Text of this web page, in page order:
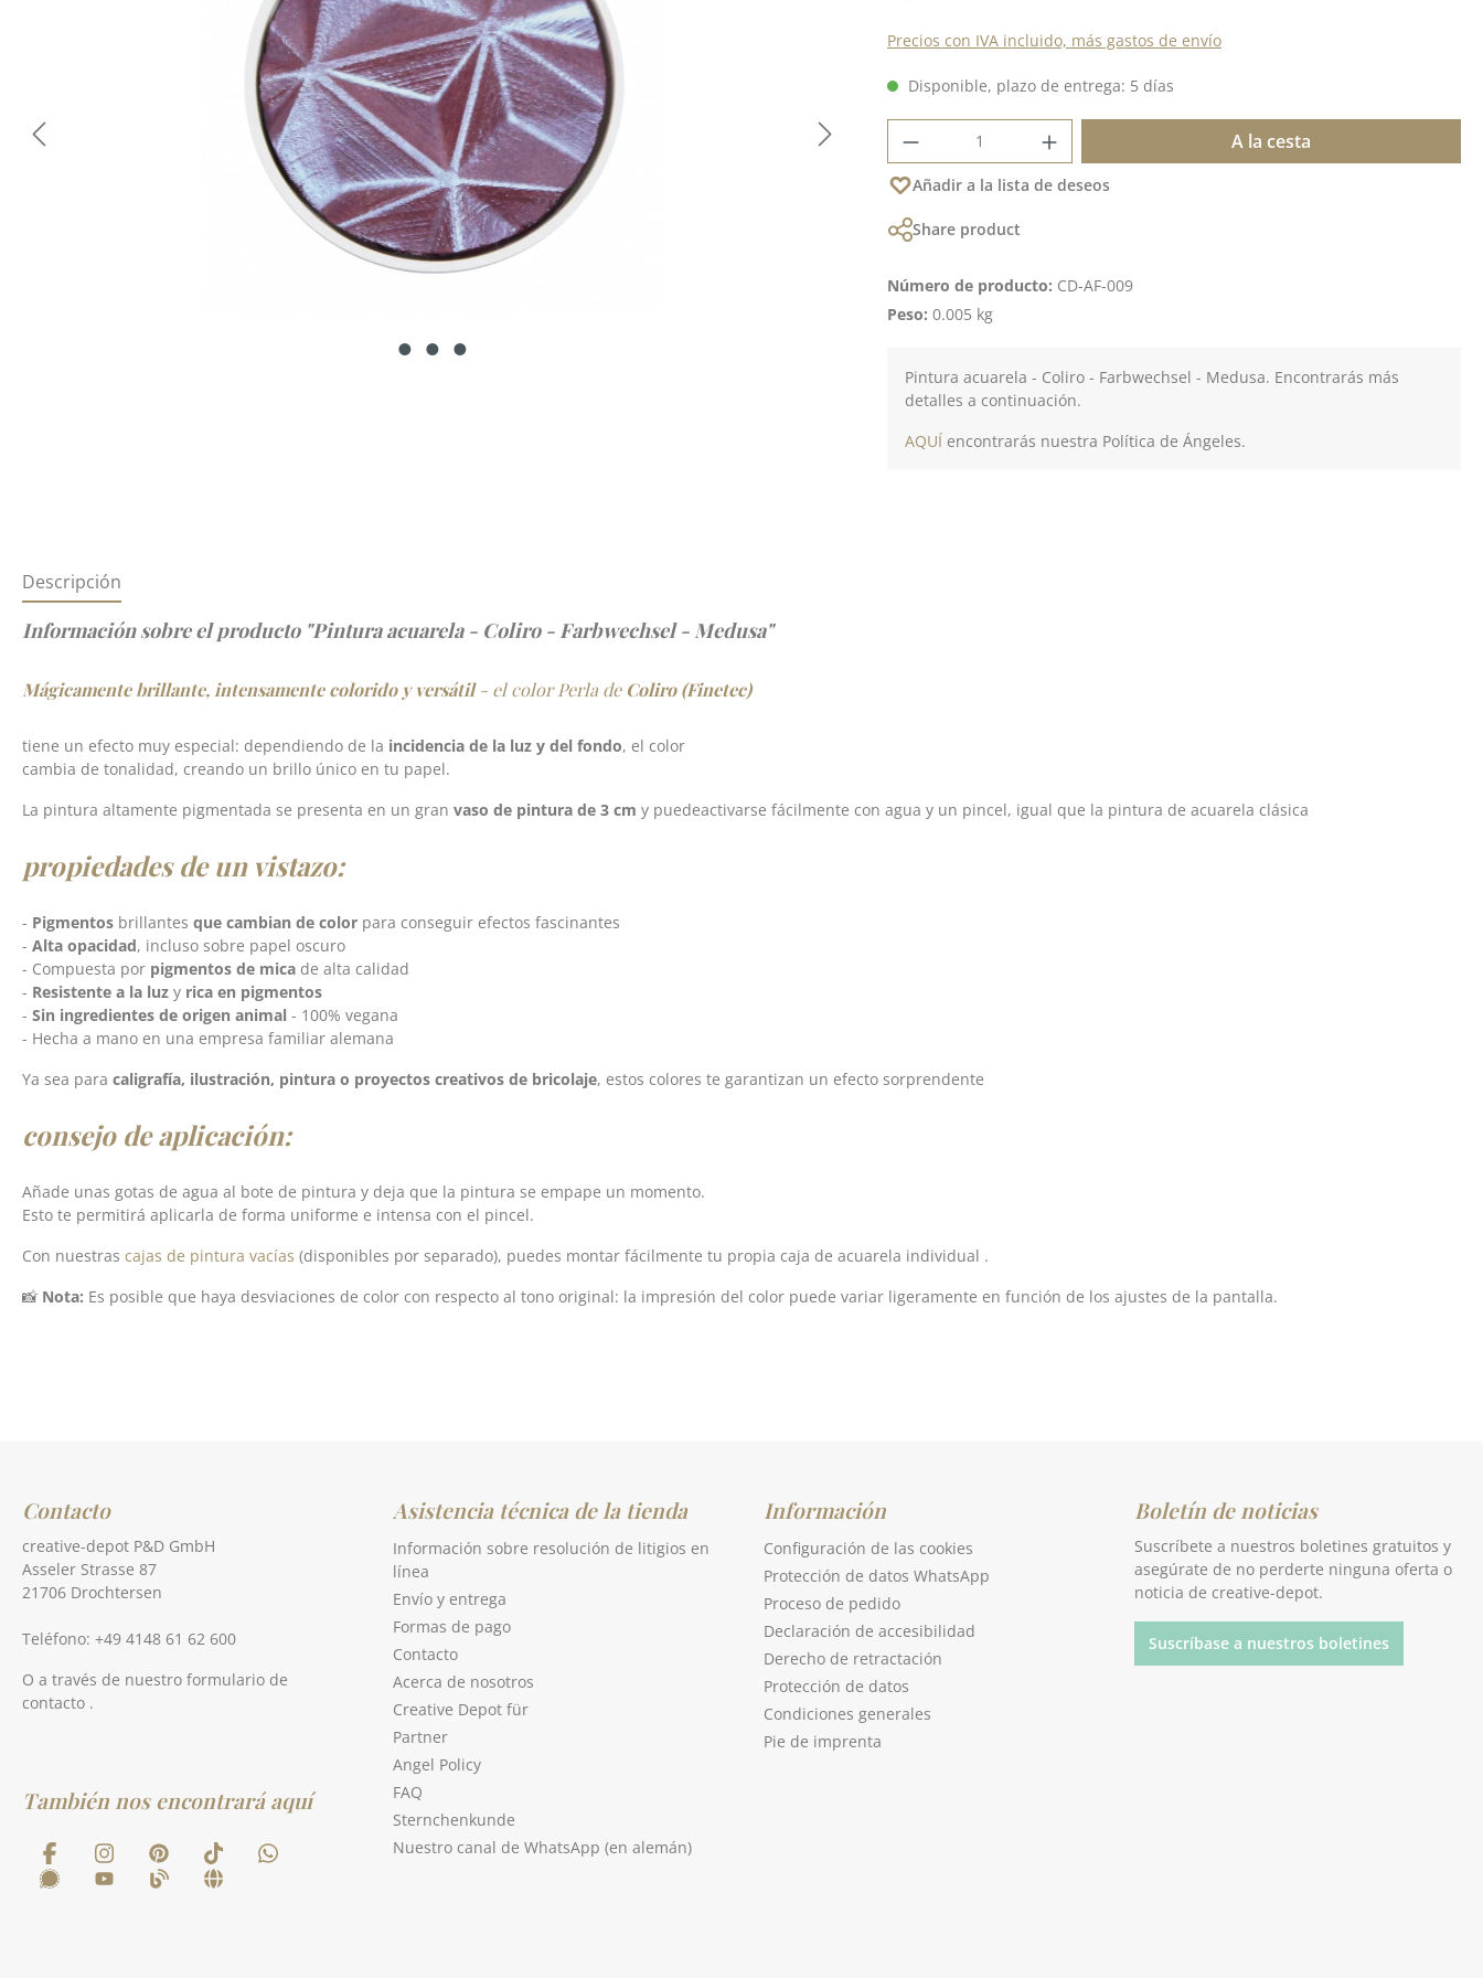
Precios con IVA incluido, más gastos de envío
Disponible, plazo de entrega: 5 días
Cantidad del producto: introduce la cantidad
A la cesta
Añadir a la lista de deseos
Share product
Número de producto: CD-AF-009
Peso: 0.005 kg
Pintura acuarela - Coliro - Farbwechsel - Medusa. Encontrarás más
detalles a continuación.
AQUÍ encontrarás nuestra Política de Ángeles.
Descripción
Información sobre el producto "Pintura acuarela - Coliro - Farbwechsel - Medusa"
Mágicamente brillante, intensamente colorido y versátil- el color Perla de Coliro (Finetec)
tiene un efecto muy especial: dependiendo de la incidencia de la luz y del fondo, el color
cambia de tonalidad, creando un brillo único en tu papel.
La pintura altamente pigmentada se presenta en un gran vaso de pintura de 3 cm y puedeactivarse fácilmente con agua y un pincel, igual que la pintura de acuarela clásica
propiedades de un vistazo:
- Pigmentos brillantes que cambian de color para conseguir efectos fascinantes
- Alta opacidad, incluso sobre papel oscuro
- Compuesta por pigmentos de mica de alta calidad
- Resistente a la luz y rica en pigmentos
- Sin ingredientes de origen animal - 100% vegana
- Hecha a mano en una empresa familiar alemana
Ya sea para caligrafía, ilustración, pintura o proyectos creativos de bricolaje, estos colores te garantizan un efecto sorprendente
consejo de aplicación:
Añade unas gotas de agua al bote de pintura y deja que la pintura se empape un momento.
Esto te permitirá aplicarla de forma uniforme e intensa con el pincel.
Con nuestras cajas de pintura vacías (disponibles por separado), puedes montar fácilmente tu propia caja de acuarela individual .
📸 Nota: Es posible que haya desviaciones de color con respecto al tono original: la impresión del color puede variar ligeramente en función de los ajustes de la pantalla.
Contacto
creative-depot P&D GmbH
Asseler Strasse 87
21706 Drochtersen
Teléfono: +49 4148 61 62 600
O a través de nuestro formulario de
contacto .
También nos encontrará aquí
Asistencia técnica de la tienda
Información sobre resolución de litigios en
línea
Envío y entrega
Formas de pago
Contacto
Acerca de nosotros
Creative Depot für
Partner
Angel Policy
FAQ
Sternchenkunde
Nuestro canal de WhatsApp (en alemán)
Información
Configuración de las cookies
Protección de datos WhatsApp
Proceso de pedido
Declaración de accesibilidad
Derecho de retractación
Protección de datos
Condiciones generales
Pie de imprenta
Boletín de noticias
Suscríbete a nuestros boletines gratuitos y
asegúrate de no perderte ninguna oferta o
noticia de creative-depot.
Suscríbase a nuestros boletines